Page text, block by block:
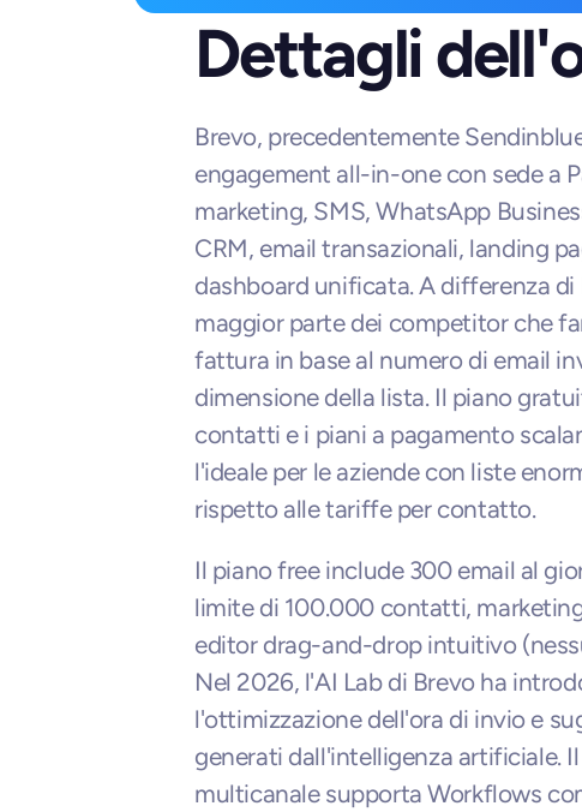
Dettagli
Brevo, precedentemente
engagement all-in-one con sede a
marketing, SMS, WhatsApp
CRM, email transazionali, landing
dashboard unificata. A differenza
maggior parte dei competitor che
fattura in base al numero di email
dimensione della lista. Il piano
contatti e i piani a pagamento
l'ideale per le aziende con liste
rispetto alle tariffe per contatto.
Il piano free include 300 email al
limite di 100.000 contatti,
editor drag-and-drop intuitivo
Nel 2026, l'AI Lab di Brevo ha
l'ottimizzazione dell'ora di invio e
generati dall'intelligenza artificiale.
multicanale supporta Workflows